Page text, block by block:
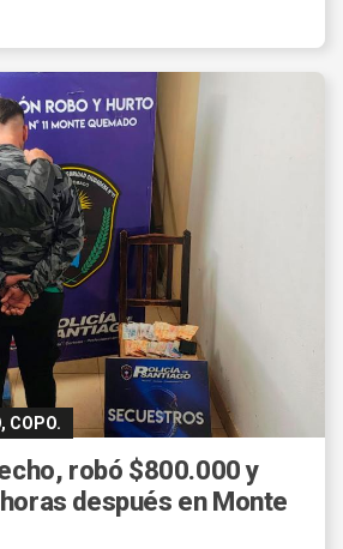
COPO.
robó $800.000 y
después en Monte